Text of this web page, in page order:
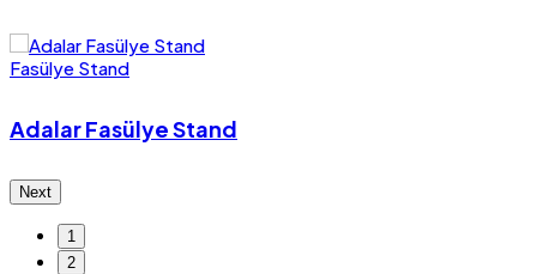
Fasülye Stand
Adalar Fasülye Stand
Next
1
2